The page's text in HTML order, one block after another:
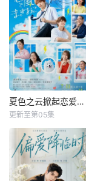
夏色之云掀起恋爱与风暴
更新至第05集